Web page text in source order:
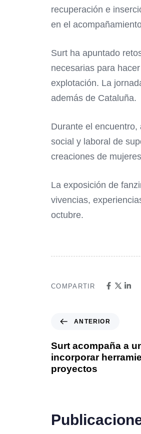
recuperación e
en el
Surt ha apuntado
necesarias para
explotación. La
además de Cataluña.
Durante el
social y laboral de
creaciones de
La exposición de
vivencias,
octubre.
COMPARTIR
ANTERIOR
Surt acompaña a
incorporar
proyectos